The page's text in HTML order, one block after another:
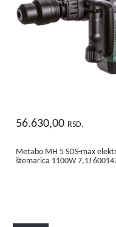
56.630,00 RSD.
Metabo MH 5 SDS-max
štemarica 1100W 7,1J